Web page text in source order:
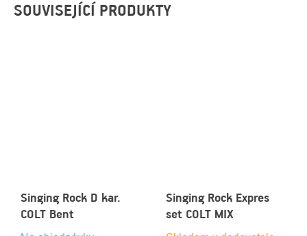
SOUVISEJÍCÍ PRODUKTY
Singing Rock D kar.
COLT Bent
Singing Rock Expres
set COLT MIX